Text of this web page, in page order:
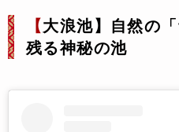
【大浪池】自然の
残る神秘の池